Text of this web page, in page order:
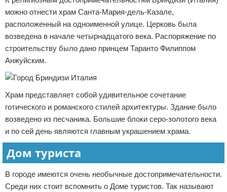
можно отнести храм Санта-Мария-дель-Казале,
расположенный на одноименной улице. Церковь была
возведена в начале четырнадцатого века. Распоряжение по
строительству было дано принцем Таранто Филиппом
Анжуйским.
Храм представляет собой удивительное сочетание
готического и романского стилей архитектуры. Здание было
возведено из песчаника. Большие блоки серо-золотого века
и по сей день являются главным украшением храма.
Дом туриста
В городе имеются очень необычные достопримечательности.
Среди них стоит вспомнить о Доме туристов. Так называют